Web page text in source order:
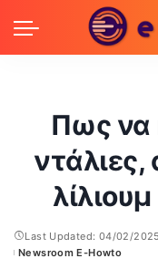
Πως να
ντάλιες,
Last Updated: 04/02/
Posted
Newsroom E-Howto